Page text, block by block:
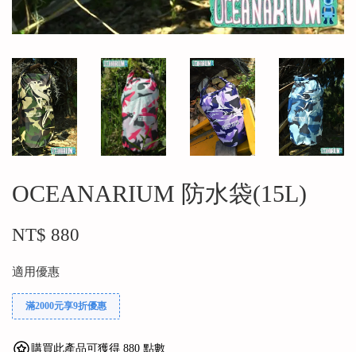
OCEANARIUM 防水袋(15L)
NT$ 880
適用優惠
滿2000元享9折優惠
購買此產品可獲得 880 點數